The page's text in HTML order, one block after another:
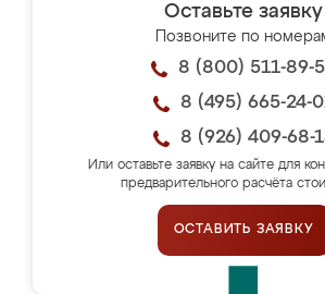
Оставьте заявку
Позвоните по
8 (800) 511-89-
8 (495) 665-24-
8 (926) 409-68-
Или оставьте заявку на сайте для
предварительного расчёта
ОСТАВИТЬ ЗАЯВКУ